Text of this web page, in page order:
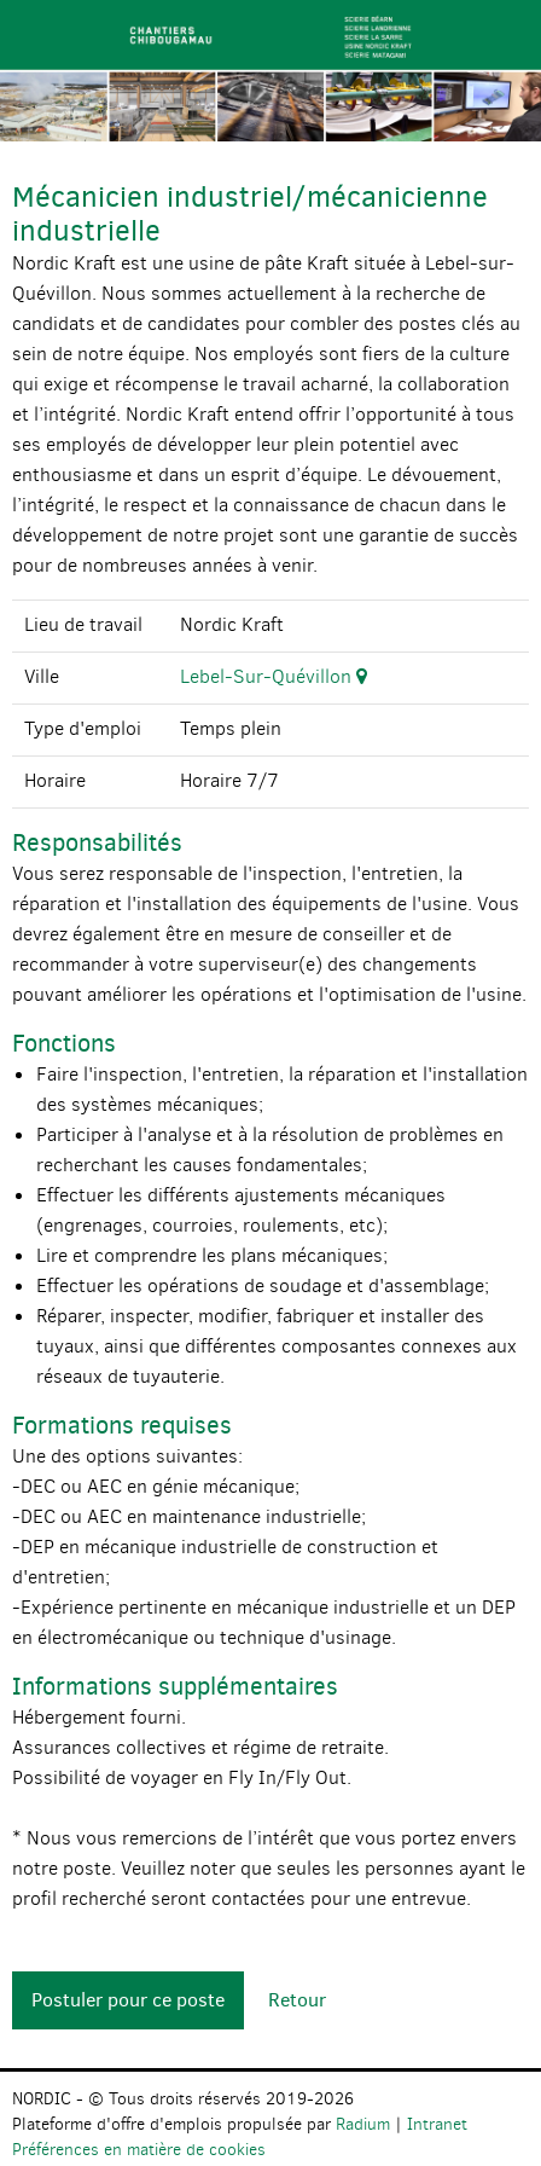
Mécanicien industriel/mécanicienne
industrielle
Nordic Kraft est une usine de pâte Kraft située à Lebel-sur-
Quévillon. Nous sommes actuellement à la recherche de
candidats et de candidates pour combler des postes clés au
sein de notre équipe. Nos employés sont fiers de la culture
qui exige et récompense le travail acharné, la collaboration
et l’intégrité. Nordic Kraft entend offrir l’opportunité à tous
ses employés de développer leur plein potentiel avec
enthousiasme et dans un esprit d’équipe. Le dévouement,
l’intégrité, le respect et la connaissance de chacun dans le
développement de notre projet sont une garantie de succès
pour de nombreuses années à venir.
Lieu de travail Nordic Kraft
Ville Lebel-Sur-Quévillon
Type d'emploi Temps plein
Horaire Horaire 7/7
Responsabilités
Vous serez responsable de l'inspection, l'entretien, la
réparation et l'installation des équipements de l'usine. Vous
devrez également être en mesure de conseiller et de
recommander à votre superviseur(e) des changements
pouvant améliorer les opérations et l'optimisation de l'usine.
Fonctions
Faire l'inspection, l'entretien, la réparation et l'installation
des systèmes mécaniques;
Participer à l'analyse et à la résolution de problèmes en
recherchant les causes fondamentales;
Effectuer les différents ajustements mécaniques
(engrenages, courroies, roulements, etc);
Lire et comprendre les plans mécaniques;
Effectuer les opérations de soudage et d'assemblage;
Réparer, inspecter, modifier, fabriquer et installer des
tuyaux, ainsi que différentes composantes connexes aux
réseaux de tuyauterie.
Formations requises
Une des options suivantes:
-DEC ou AEC en génie mécanique;
-DEC ou AEC en maintenance industrielle;
-DEP en mécanique industrielle de construction et
d'entretien;
-Expérience pertinente en mécanique industrielle et un DEP
en électromécanique ou technique d'usinage.
Informations supplémentaires
Hébergement fourni.
Assurances collectives et régime de retraite.
Possibilité de voyager en Fly In/Fly Out.
* Nous vous remercions de l’intérêt que vous portez envers
notre poste. Veuillez noter que seules les personnes ayant le
profil recherché seront contactées pour une entrevue.
Postuler pour ce poste Retour
NORDIC - © Tous droits réservés 2019-2026
Plateforme d'offre d'emplois propulsée par Radium | Intranet
Préférences en matière de cookies